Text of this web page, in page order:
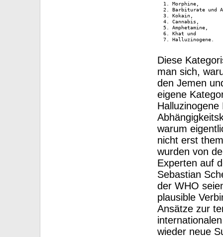
  1. Morphine,
2. Barbiturate und
  3. Kokain,
  4. Cannabis,
  5. Amphetamine,
  6. Khat und
  7. Halluzinogene.
Diese
man sich,
den Jemen
eigene
warum
nicht erst
wurden von
Experten auf
Sebastian
der WHO
plausible
Ansätze zur
wieder neue